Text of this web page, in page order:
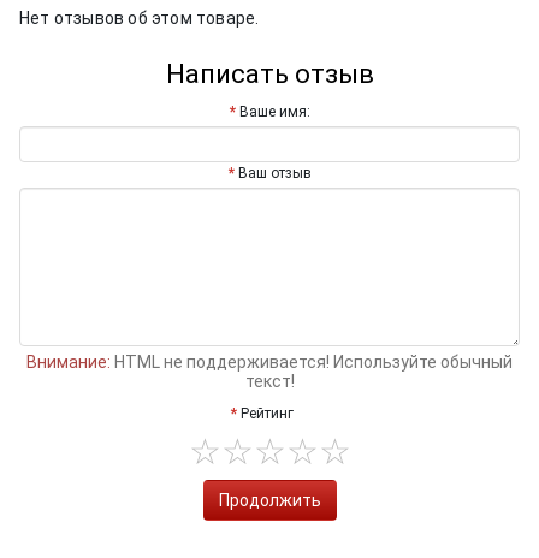
Нет отзывов об этом товаре.
Написать отзыв
Ваше имя:
Ваш отзыв
Внимание: HTML не поддерживается! Используйте обычный
текст!
Рейтинг
Продолжить